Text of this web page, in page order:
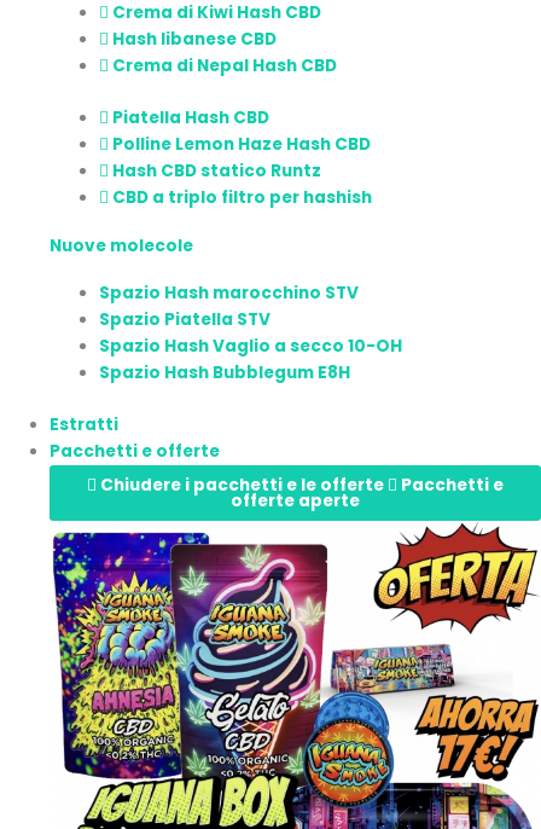
Crema di Kiwi Hash CBD
Hash libanese CBD
Crema di Nepal Hash CBD
Piatella Hash CBD
Polline Lemon Haze Hash CBD
Hash CBD statico Runtz
CBD a triplo filtro per hashish
Nuove molecole
Spazio Hash marocchino STV
Spazio Piatella STV
Spazio Hash Vaglio a secco 10-OH
Spazio Hash Bubblegum E8H
Estratti
Pacchetti e offerte
Chiudere i pacchetti e le offerte
Pacchetti e
offerte aperte